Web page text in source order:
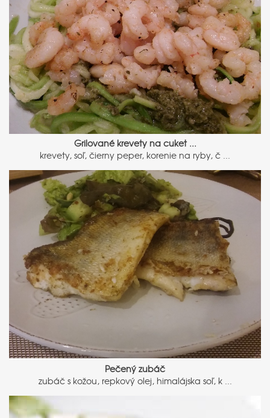
Grilované krevety na cuket ...
krevety, soľ, čierny peper, korenie na ryby, č ...
Pečený zubáč
zubáč s kožou, repkový olej, himalájska soľ, k ...